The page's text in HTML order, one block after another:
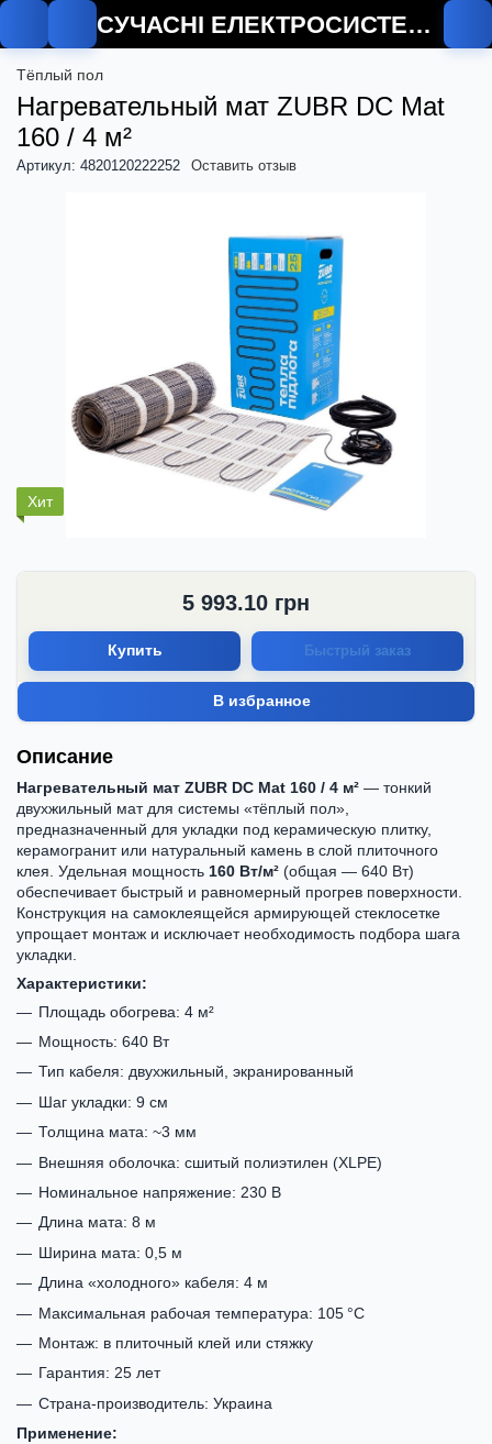
СУЧАСНІ ЕЛЕКТРОСИСТЕМИ
Тёплый пол
Нагревательный мат ZUBR DC Mat
160 / 4 м²
Артикул: 4820120222252 Оставить отзыв
Хит
5 993.10 грн
Купить Быстрый заказ
В избранное
Описание
Нагревательный мат ZUBR DC Mat 160 / 4 м² — тонкий
двухжильный мат для системы «тёплый пол»,
предназначенный для укладки под керамическую плитку,
керамогранит или натуральный камень в слой плиточного
клея. Удельная мощность 160 Вт/м² (общая — 640 Вт)
обеспечивает быстрый и равномерный прогрев поверхности.
Конструкция на самоклеящейся армирующей стеклосетке
упрощает монтаж и исключает необходимость подбора шага
укладки.
Характеристики:
Площадь обогрева: 4 м²
Мощность: 640 Вт
Тип кабеля: двухжильный, экранированный
Шаг укладки: 9 см
Толщина мата: ~3 мм
Внешняя оболочка: сшитый полиэтилен (XLPE)
Номинальное напряжение: 230 В
Длина мата: 8 м
Ширина мата: 0,5 м
Длина «холодного» кабеля: 4 м
Максимальная рабочая температура: 105 °C
Монтаж: в плиточный клей или стяжку
Гарантия: 25 лет
Страна-производитель: Украина
Применение: